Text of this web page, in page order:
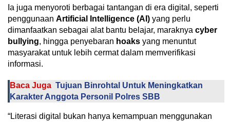
Ia juga menyoroti berbagai tantangan di era digital, seperti
penggunaan Artificial Intelligence (AI) yang perlu
dimanfaatkan sebagai alat bantu belajar, maraknya cyber
bullying, hingga penyebaran hoaks yang menuntut
masyarakat untuk lebih cermat dalam memverifikasi
informasi.
Baca Juga Tujuan Binrohtal Untuk Meningkatkan
Karakter Anggota Personil Polres SBB
“Literasi digital bukan hanya kemampuan menggunakan